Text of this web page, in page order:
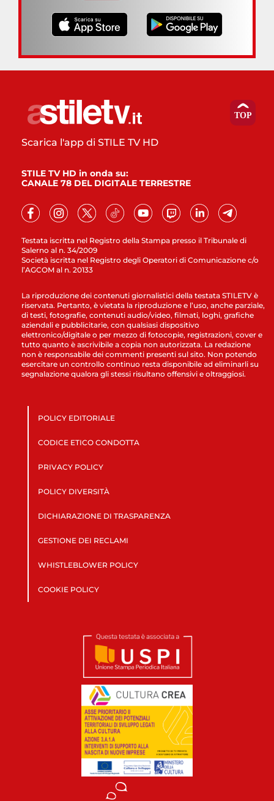
Testata iscritta nel Registro della Stampa presso il Tribunale di
Salerno al n. 34/2009
Società iscritta nel Registro degli Operatori di Comunicazione c/o
l’AGCOM al n. 20133
Scarica l'app di STILE TV HD
STILE TV HD in onda su:
CANALE 78 DEL DIGITALE TERRESTRE
La riproduzione dei contenuti giornalistici della testata STILETV è
riservata. Pertanto, è vietata la riproduzione e l’uso, anche parziale,
di testi, fotografie, contenuti audio/video, filmati, loghi, grafiche
aziendali e pubblicitarie, con qualsiasi dispositivo
elettronico/digitale o per mezzo di fotocopie, registrazioni, cover e
tutto quanto è ascrivibile a copia non autorizzata. La redazione
non è responsabile dei commenti presenti sul sito. Non potendo
esercitare un controllo continuo resta disponibile ad eliminarli su
segnalazione qualora gli stessi risultano offensivi e oltraggiosi.
POLICY EDITORIALE
CODICE ETICO CONDOTTA
PRIVACY POLICY
POLICY DIVERSITÀ
DICHIARAZIONE DI TRASPARENZA
GESTIONE DEI RECLAMI
WHISTLEBLOWER POLICY
COOKIE POLICY